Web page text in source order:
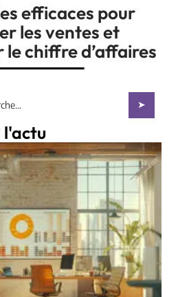
efficaces pour
les ventes et
chiffre d’affaires
l'actu